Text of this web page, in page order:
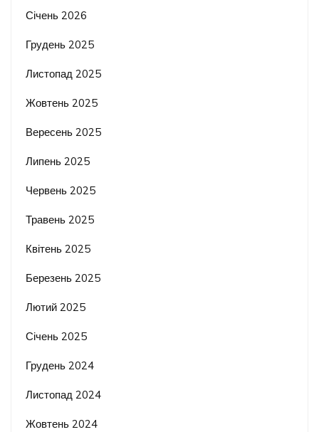
Січень 2026
Грудень 2025
Листопад 2025
Жовтень 2025
Вересень 2025
Липень 2025
Червень 2025
Травень 2025
Квітень 2025
Березень 2025
Лютий 2025
Січень 2025
Грудень 2024
Листопад 2024
Жовтень 2024